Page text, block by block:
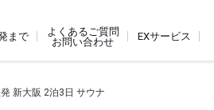
まで
よくあるご質問
お問い合わせ
EXサービス
新大阪 2泊3日 サウナ